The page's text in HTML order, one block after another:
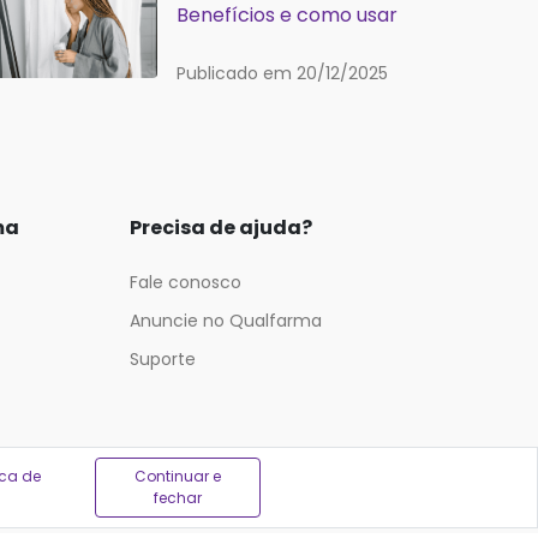
Benefícios e como usar
Publicado em 20/12/2025
Precisa de ajuda?
Fale conosco
Anuncie no Qualfarma
Suporte
de
Continuar e
fechar